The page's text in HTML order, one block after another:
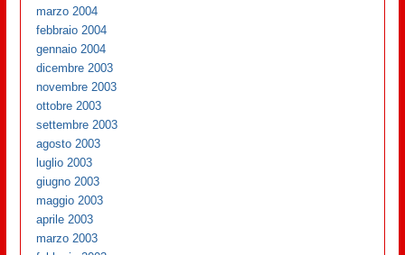
marzo 2004
febbraio 2004
gennaio 2004
dicembre 2003
novembre 2003
ottobre 2003
settembre 2003
agosto 2003
luglio 2003
giugno 2003
maggio 2003
aprile 2003
marzo 2003